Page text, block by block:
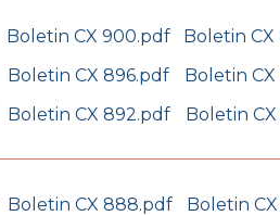
Boletin CX 900.pdf
Boletin
Boletin CX 896.pdf
Boletin
Boletin CX 892.pdf Boletin
Boletin CX 888.pdf
Boletin